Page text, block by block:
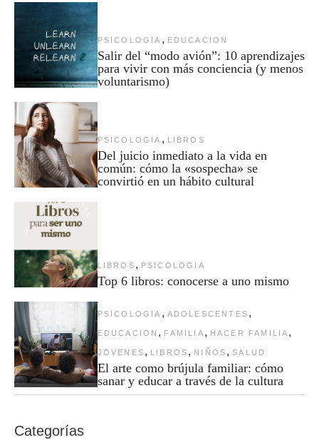
PSICOLOGIA , EDUCACION
Salir del “modo avión”: 10 aprendizajes
para vivir con más conciencia (y menos
voluntarismo)
PSICOLOGIA , LIBROS
Del juicio inmediato a la vida en
común: cómo la «sospecha» se
convirtió en un hábito cultural
LIBROS , PSICOLOGIA
Top 6 libros: conocerse a uno mismo
PSICOLOGIA , ADOLESCENTES ,
EDUCACION , FAMILIA , HACER FAMILIA ,
JOVENES , LIBROS , NIÑOS , SALUD
El arte como brújula familiar: cómo
sanar y educar a través de la cultura
Categorías